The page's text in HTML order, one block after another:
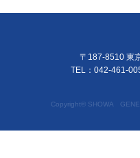
〒187-8510 東
TEL：042-461-
Copyright© SHOWA